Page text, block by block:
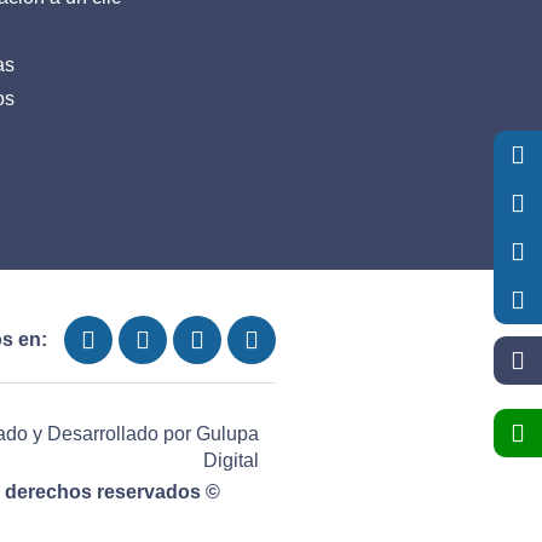
en:
y Desarrollado por Gulupa
Digital
derechos reservados ©